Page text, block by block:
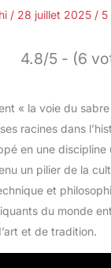
/ 28 juillet 2025 / 5
4.8/5 - (6
« la voie du
racines dans
en une
un pilier de la
et
du monde
et de tradition.